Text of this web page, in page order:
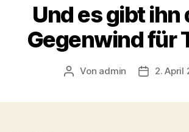
Und es gibt ihn
Gegenwind für
Beitragsautor
Von admin 2. April